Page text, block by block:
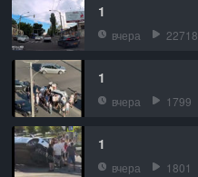
1
вчера 22718
1
вчера 1799
1
вчера 1801